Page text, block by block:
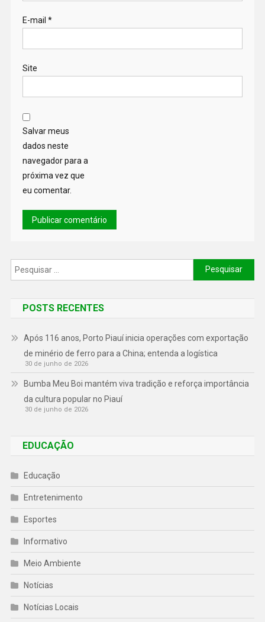
E-mail *
Site
Salvar meus
dados neste
navegador para a
próxima vez que
eu comentar.
POSTS RECENTES
Após 116 anos, Porto Piauí inicia operações com exportação
de minério de ferro para a China; entenda a logística
30 de junho de 2026
Bumba Meu Boi mantém viva tradição e reforça importância
da cultura popular no Piauí
30 de junho de 2026
EDUCAÇÃO
Educação
Entretenimento
Esportes
Informativo
Meio Ambiente
Notícias
Notícias Locais